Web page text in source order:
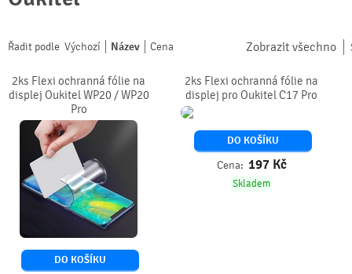
Řadit podle Výchozí Název Cena Zobrazit všechno
2ks Flexi ochranná fólie na
displej Oukitel WP20 / WP20
Pro
DO KOŠÍKU
2ks Flexi ochranná fólie na
displej pro Oukitel C17 Pro
DO KOŠÍKU
Cena: 197 Kč
Skladem